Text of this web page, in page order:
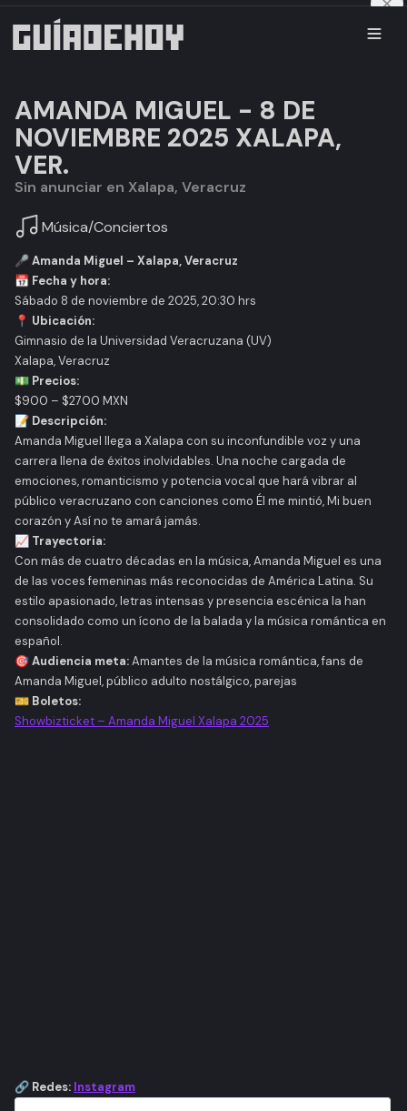
AMANDA MIGUEL - 8 DE
NOVIEMBRE 2025 XALAPA,
VER.
Sin anunciar en Xalapa, Veracruz
Música/Conciertos
🎤 Amanda Miguel – Xalapa, Veracruz
📅 Fecha y hora:
Sábado 8 de noviembre de 2025, 20:30 hrs
📍 Ubicación:
Gimnasio de la Universidad Veracruzana (UV)
Xalapa, Veracruz
💵 Precios:
$900 – $2700 MXN
📝 Descripción:
Amanda Miguel llega a Xalapa con su inconfundible voz y una
carrera llena de éxitos inolvidables. Una noche cargada de
emociones, romanticismo y potencia vocal que hará vibrar al
público veracruzano con canciones como Él me mintió,Mi buen
corazón yAsí no te amará jamás.
📈 Trayectoria:
Con más de cuatro décadas en la música, Amanda Miguel es una
de las voces femeninas más reconocidas de América Latina. Su
estilo apasionado, letras intensas y presencia escénica la han
consolidado como un ícono de la balada y la música romántica en
español.
🎯 Audiencia meta:Amantes de la música romántica, fans de
Amanda Miguel, público adulto nostálgico, parejas
🎫 Boletos:
Showbizticket – Amanda Miguel Xalapa 2025
🔗 Redes: Instagram